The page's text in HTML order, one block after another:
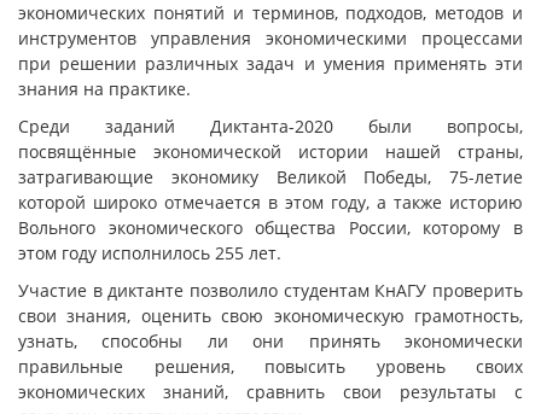
экономических понятий и терминов, подходов, методов и
инструментов управления экономическими процессами
при решении различных задач и умения применять эти
знания на практике.
Среди заданий Диктанта-2020 были вопросы,
посвящённые экономической истории нашей страны,
затрагивающие экономику Великой Победы, 75-летие
которой широко отмечается в этом году, а также историю
Вольного экономического общества России, которому в
этом году исполнилось 255 лет.
Участие в диктанте позволило студентам КнАГУ проверить
свои знания, оценить свою экономическую грамотность,
узнать, способны ли они принять экономически
правильные решения, повысить уровень своих
экономических знаний, сравнить свои результаты с